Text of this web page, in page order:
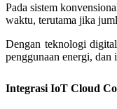
Pada sistem
waktu, terutama jika
Dengan teknologi
penggunaan energi, dan
Integrasi IoT Cloud